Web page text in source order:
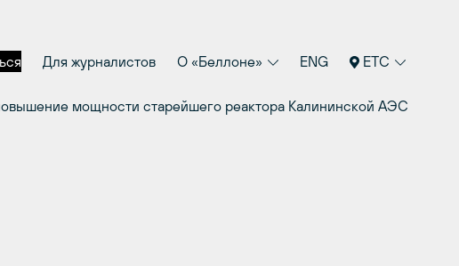
Для журналистов О «Беллоне» ENG ETC
мощности старейшего реактора Калининской АЭС